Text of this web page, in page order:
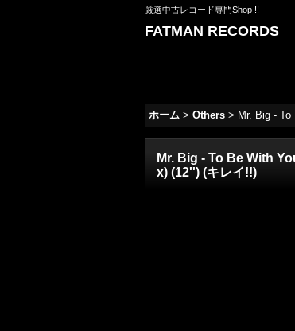
厳選中古レコード専門Shop !!
FATMAN RECORDS
ホーム > Others > Mr. Big -
Mr. Big - To Be With
x) (12'') (キレイ!!)